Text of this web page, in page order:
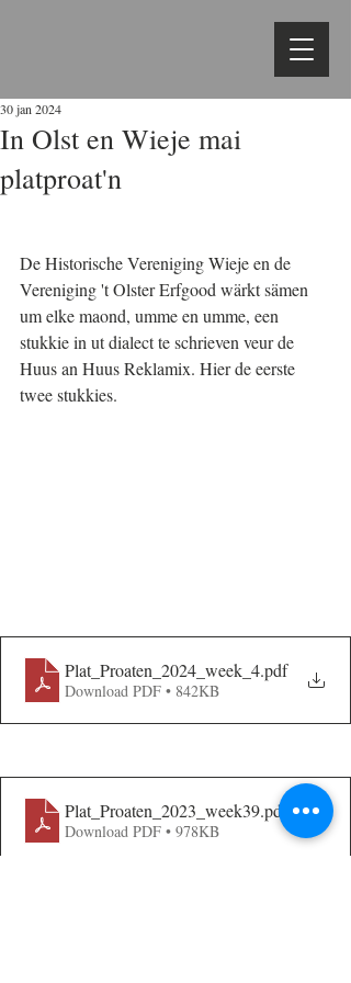
In Olst en Wieje mai
platproat'n
30 jan 2024
De Historische Vereniging Wieje en de
Vereniging 't Olster Erfgood wärkt sämen
um elke maond, umme en umme, een
stukkie in ut dialect te schrieven veur de
Huus an Huus Reklamix. Hier de eerste
twee stukkies.
Plat_Proaten_2024_week_4.pdf
Download PDF • 842KB
Plat_Proaten_2023_week39.pdf
Download PDF • 978KB